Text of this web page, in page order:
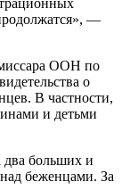
—
ООН по
о
В частности,
и детьми
больших и
беженцами. За